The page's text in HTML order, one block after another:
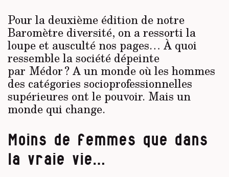
Pour la deuxième édition de notre
Baromètre diversité, on a ressorti la
loupe et ausculté nos pages… À quoi
ressemble la société dépeinte
par Médor ? A un monde où les hommes
des catégories socioprofessionnelles
supérieures ont le pouvoir. Mais un
monde qui change.
Moins de femmes que dans
la vraie vie…